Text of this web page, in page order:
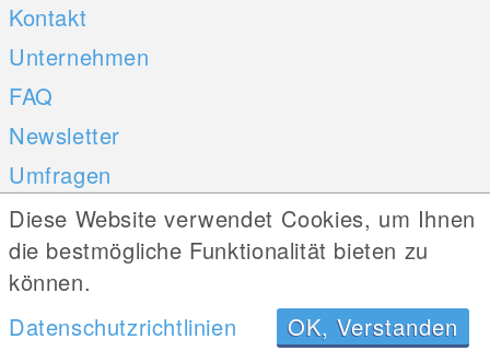
Kontakt
Unternehmen
FAQ
Newsletter
Umfragen
Mobile Apps
iOS
Android
Social Web
Diese Website verwendet Cookies, um Ihnen
die bestmögliche Funktionalität bieten zu
können.
Datenschutzrichtlinien
OK, Verstanden